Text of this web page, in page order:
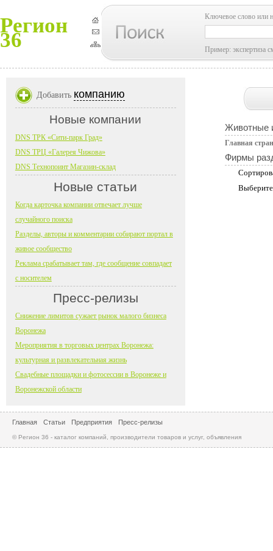
Регион
36
Ключевое слово или
Пример: экспертиза
Животные
Главная
Фирмы
Добавить компанию
Новые компании
DNS ТРК «Сити-парк Град»
DNS ТРЦ «Галерея Чижова»
DNS Технопоинт Магазин-склад
Новые статьи
Когда карточка компании отвечает лучше
случайного поиска
Разделы, авторы и комментарии собирают портал в
живое сообщество
Реклама срабатывает там, где сообщение совпадает
с носителем
Пресс-релизы
Снижение лимитов сужает рынок малого бизнеса
Воронежа
Мероприятия в торговых центрах Воронежа:
культурная и развлекательная жизнь
Свадебные площадки и фотосессии в Воронеже и
Воронежской области
Главная Статьи Предприятия Пресс-релизы
© Регион 36 - каталог компаний, производители товаров и услуг, объявления